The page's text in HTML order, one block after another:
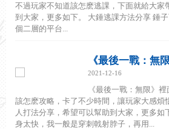
不過玩家不知道該怎麽逃課，下面就給大家
到大家，更多如下。 大錘逃課方法分享 錘
個二層的平台...
《最後一戰：無
2021-12-16
《最後一戰：無限》
該怎麽攻略，卡了不少時間，讓玩家大感煩
人打法分享，希望可以幫助到大家，更多如
身太快，我一般是穿刺戟射脖子，再用...